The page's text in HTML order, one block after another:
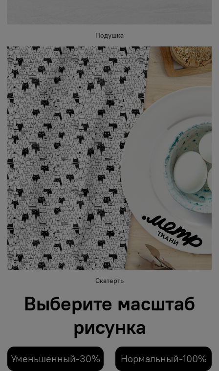
Подушка
Скатерть
Выберите масштаб
рисунка
Уменьшенный-30% Нормальный-100%